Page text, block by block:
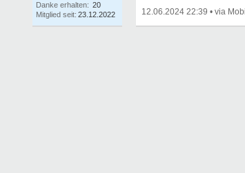
Danke erhalten: 20
Mitglied seit: 23.12.2022 12.06.2024 22:39 •